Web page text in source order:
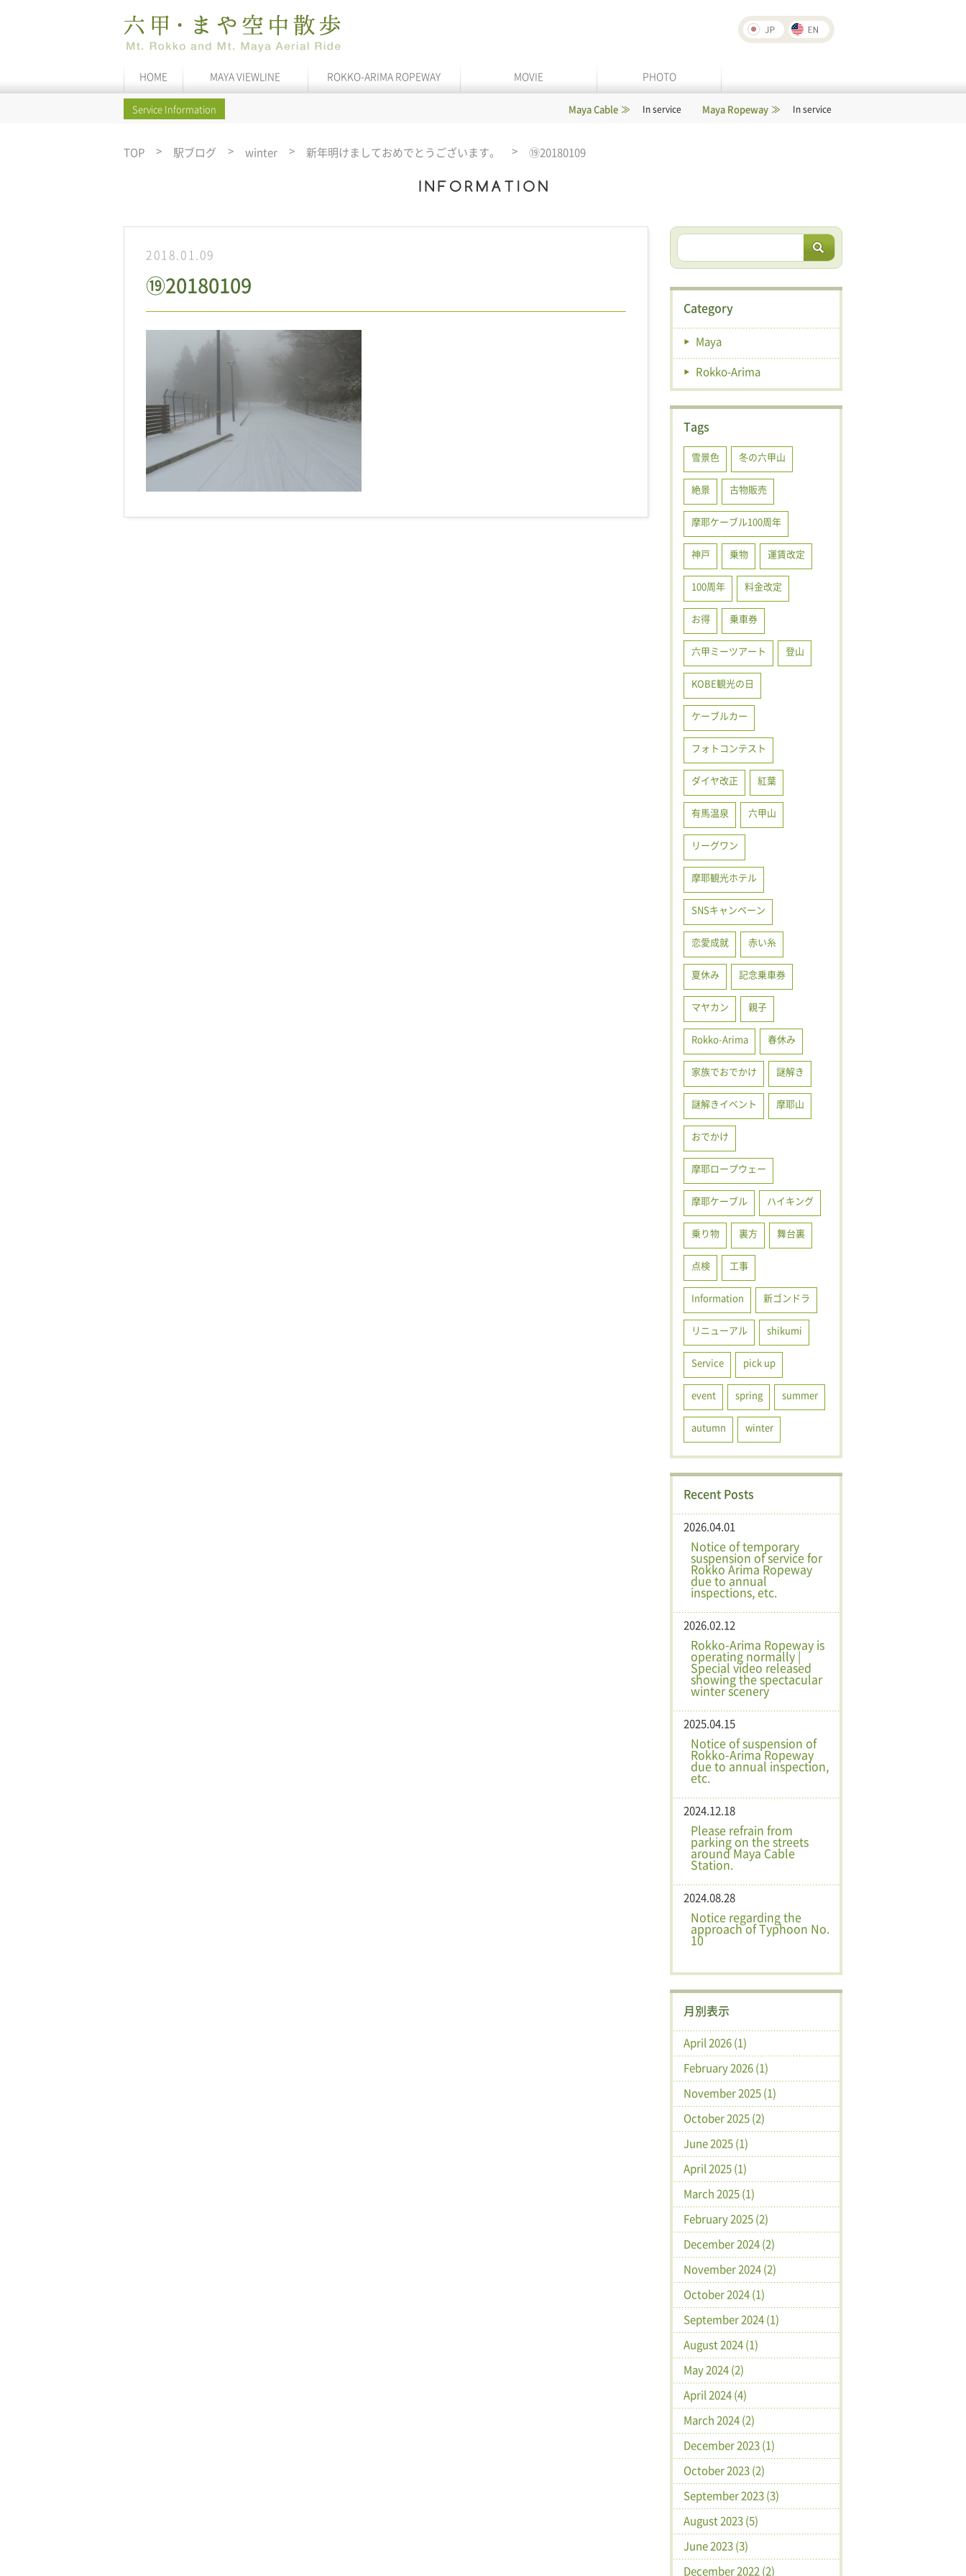
HOME MAYA VIEWLINE ROKKO-ARIMA ROPEWAY MOVIE PHOTO
Service Information Maya Cable In service Maya Ropeway In service Rokko-Arima Ropeway
TOP 駅ブログ winter 新年明けましておめでとうございます。 ⑲20180109
2018.01.09
⑲20180109
Category
Maya
Rokko-Arima
Tags
雪景色 冬の六甲山
絶景 古物販売
摩耶ケーブル100周年
神戸 乗物 運賃改定
100周年 料金改定
お得 乗車券
六甲ミーツアート 登山
KOBE観光の日
ケーブルカー
フォトコンテスト
ダイヤ改正 紅葉
有馬温泉 六甲山
リーグワン
摩耶観光ホテル
SNSキャンペーン
恋愛成就 赤い糸
夏休み 記念乗車券
マヤカン 親子
Rokko-Arima 春休み
家族でおでかけ 謎解き
謎解きイベント 摩耶山
おでかけ
摩耶ロープウェー
摩耶ケーブル ハイキング
乗り物 裏方 舞台裏
点検 工事
Information 新ゴンドラ
リニューアル shikumi
Service pick up
event spring summer
autumn winter
Recent Posts
2026.04.01
Notice of temporary
suspension of service for
Rokko Arima Ropeway
due to annual
inspections, etc.
2026.02.12
Rokko-Arima Ropeway is
operating normally |
Special video released
showing the spectacular
winter scenery
2025.04.15
Notice of suspension of
Rokko-Arima Ropeway
due to annual inspection,
etc.
2024.12.18
Please refrain from
parking on the streets
around Maya Cable
Station.
2024.08.28
Notice regarding the
approach of Typhoon No.
10
月別表示
April 2026 (1)
February 2026 (1)
November 2025 (1)
October 2025 (2)
June 2025 (1)
April 2025 (1)
March 2025 (1)
February 2025 (2)
December 2024 (2)
November 2024 (2)
October 2024 (1)
September 2024 (1)
August 2024 (1)
May 2024 (2)
April 2024 (4)
March 2024 (2)
December 2023 (1)
October 2023 (2)
September 2023 (3)
August 2023 (5)
June 2023 (3)
December 2022 (2)